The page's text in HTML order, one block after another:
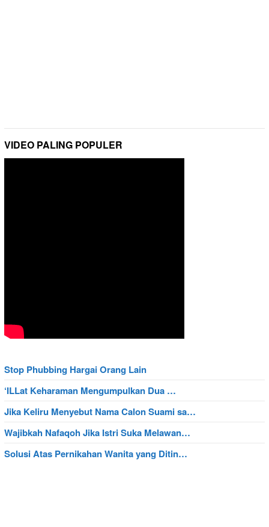
VIDEO PALING POPULER
Stop Phubbing Hargai Orang Lain
‘ILLat Keharaman Mengumpulkan Dua …
Jika Keliru Menyebut Nama Calon Suami sa…
Wajibkah Nafaqoh Jika Istri Suka Melawan…
Solusi Atas Pernikahan Wanita yang Ditin…